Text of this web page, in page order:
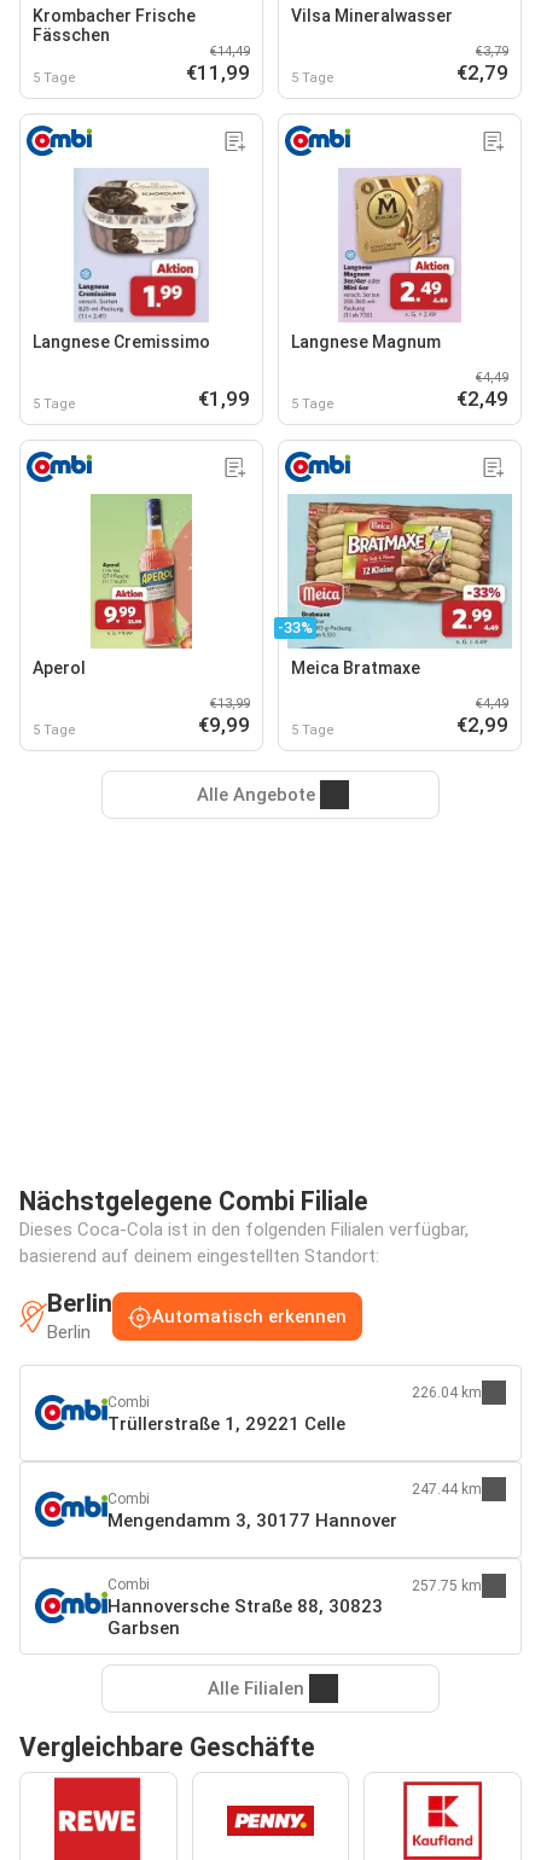
Krombacher Frische
Fässchen
5 Tage
€14,49
€11,99
Vilsa Mineralwasser
5 Tage
€3,79
€2,79
Langnese Cremissimo
5 Tage €1,99
Langnese Magnum
5 Tage
€4,49
€2,49
Aperol
5 Tage
€13,99
€9,99
-33%
Meica Bratmaxe
5 Tage
€4,49
€2,99
Alle Angebote
Nächstgelegene Combi Filiale
Dieses Coca-Cola ist in den folgenden Filialen verfügbar,
basierend auf deinem eingestellten Standort:
Berlin
Berlin
Automatisch erkennen
Combi
Trüllerstraße 1, 29221 Celle
226.04 km
Combi
Mengendamm 3, 30177 Hannover
247.44 km
Combi
Hannoversche Straße 88, 30823
Garbsen
257.75 km
Alle Filialen
Vergleichbare Geschäfte